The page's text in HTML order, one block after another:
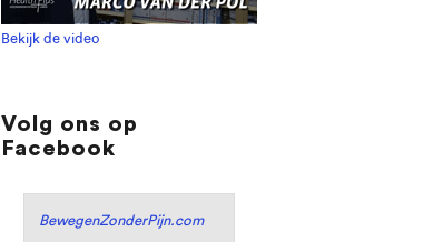
Bekijk de video
Volg ons op
Facebook
BewegenZonderPijn.com